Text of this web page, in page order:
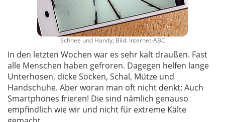
Schnee und Handy; Bild: Internet-ABC
In den letzten Wochen war es sehr kalt draußen. Fast
alle Menschen haben gefroren. Dagegen helfen lange
Unterhosen, dicke Socken, Schal, Mütze und
Handschuhe. Aber woran man oft nicht denkt: Auch
Smartphones frieren! Die sind nämlich genauso
empfindlich wie wir und nicht für extreme Kälte